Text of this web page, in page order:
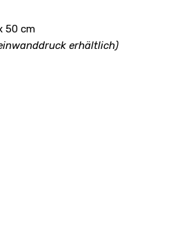
50 cm
erhältlich)